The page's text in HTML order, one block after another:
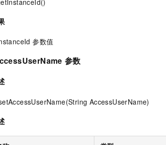
参数值
参数
AccessUserName)